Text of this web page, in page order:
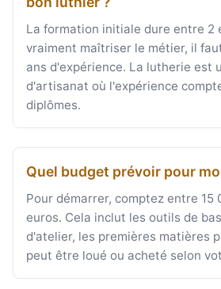
La formation initiale dure entre 2
vraiment maîtriser le métier, il
ans d'expérience. La lutherie est
d'artisanat où l'expérience
diplômes.
Quel budget prévoir pour
Pour démarrer, comptez entre 15
euros. Cela inclut les outils de
d'atelier, les premières matières
peut être loué ou acheté selon